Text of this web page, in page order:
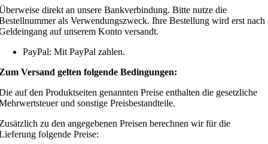
direkt an unsere Bankverbindung. Bitte nutze die
als Verwendungszweck. Ihre Bestellung wird erst nach
auf unserem Konto versandt.
PayPal: Mit PayPal zahlen.
Versand gelten folgende Bedingungen:
auf den Produktseiten genannten Preise enthalten die gesetzliche
und sonstige Preisbestandteile.
zu den angegebenen Preisen berechnen wir für die
folgende Preise: